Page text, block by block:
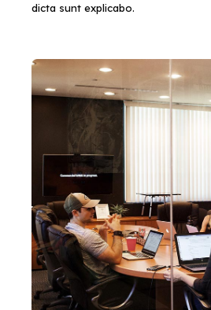
dicta sunt explicabo.